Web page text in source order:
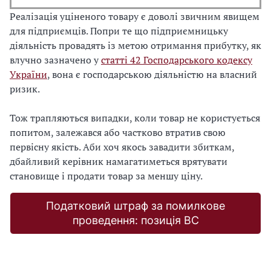
Реалізація уціненого товару є доволі звичним явищем
для підприємців. Попри те що підприємницьку
діяльність провадять із метою отримання прибутку, як
влучно зазначено устатті 42 Господарського кодексу
України, вона є господарською діяльністю на власний
ризик.
Тож трапляються випадки, коли товар не користується
попитом, залежався або частково втратив свою
первісну якість. Аби хоч якось завадити збиткам,
дбайливий керівник намагатиметься врятувати
становище і продати товар за меншу ціну.
Податковий штраф за помилкове
проведення: позиція ВС